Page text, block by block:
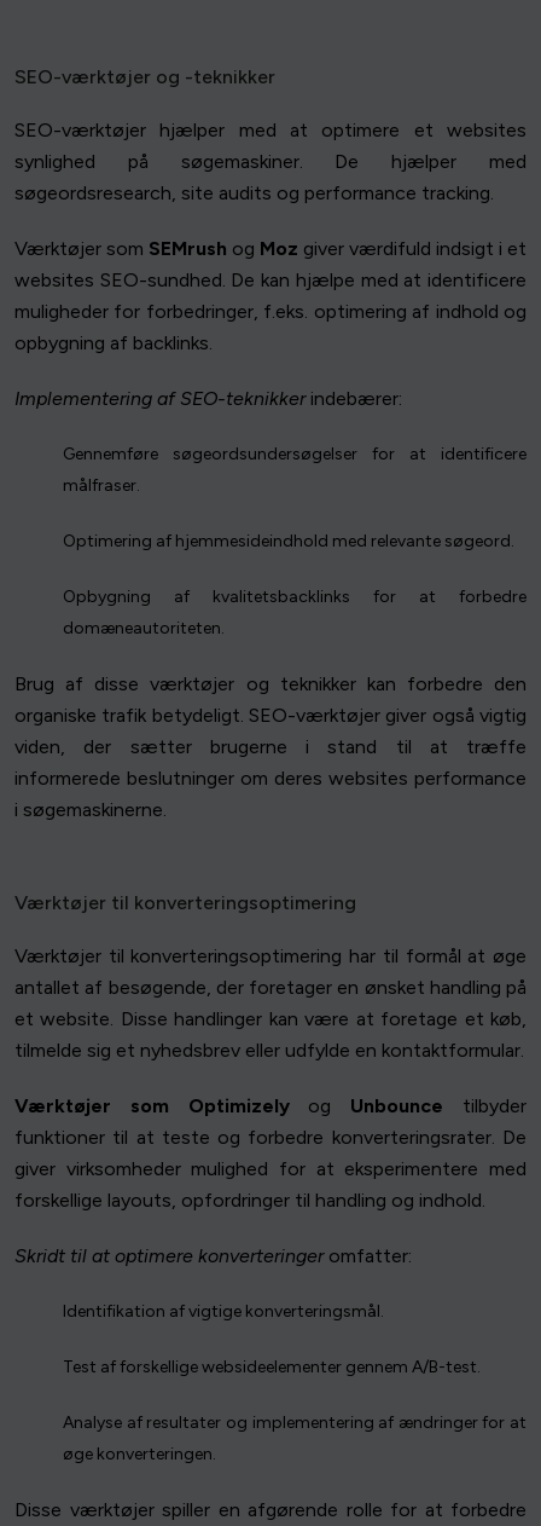
SEO-værktøjer og -teknikker
SEO-værktøjer hjælper med at optimere et websites
synlighed på søgemaskiner. De hjælper med
søgeordsresearch, site audits og performance tracking.
Værktøjer som SEMrush og Moz giver værdifuld indsigt i et
websites SEO-sundhed. De kan hjælpe med at identificere
muligheder for forbedringer, f.eks. optimering af indhold og
opbygning af backlinks.
Implementering af SEO-teknikkerindebærer:
Gennemføre søgeordsundersøgelser for at identificere
målfraser.
Optimering af hjemmesideindhold med relevante søgeord.
Opbygning af kvalitetsbacklinks for at forbedre
domæneautoriteten.
Brug af disse værktøjer og teknikker kan forbedre den
organiske trafik betydeligt. SEO-værktøjer giver også vigtig
viden, der sætter brugerne i stand til at træffe
informerede beslutninger om deres websites performance
i søgemaskinerne.
Værktøjer til konverteringsoptimering
Værktøjer til konverteringsoptimering har til formål at øge
antallet af besøgende, der foretager en ønsket handling på
et website. Disse handlinger kan være at foretage et køb,
tilmelde sig et nyhedsbrev eller udfylde en kontaktformular.
Værktøjer som Optimizelyog Unbounce tilbyder
funktioner til at teste og forbedre konverteringsrater. De
giver virksomheder mulighed for at eksperimentere med
forskellige layouts, opfordringer til handling og indhold.
Skridt til at optimere konverteringeromfatter:
Identifikation af vigtige konverteringsmål.
Test af forskellige websideelementer gennem A/B-test.
Analyse af resultater og implementering af ændringer for at
øge konverteringen.
Disse værktøjer spiller en afgørende rolle for at forbedre